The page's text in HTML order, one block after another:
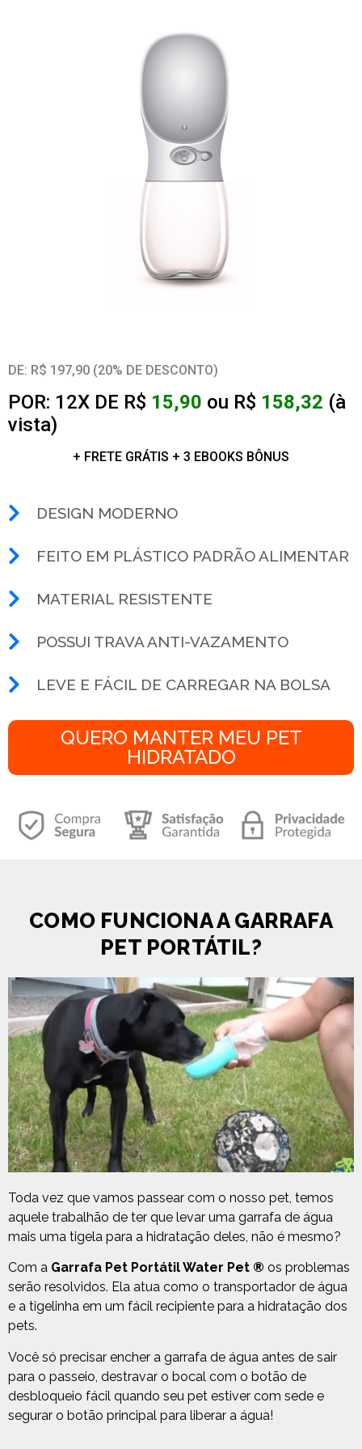
DE: R$ 197,90 (20% DE DESCONTO)
POR: 12X DE R$ 15,90 ou R$ 158,32 (à
vista)
+ FRETE GRÁTIS + 3 EBOOKS BÔNUS
DESIGN MODERNO
FEITO EM PLÁSTICO PADRÃO ALIMENTAR
MATERIAL RESISTENTE
POSSUI TRAVA ANTI-VAZAMENTO
LEVE E FÁCIL DE CARREGAR NA BOLSA
QUERO MANTER MEU PET
HIDRATADO
COMO FUNCIONA A GARRAFA
PET PORTÁTIL?
Toda vez que vamos passear com o nosso pet, temos
aquele trabalhão de ter que levar uma garrafa de água
mais uma tigela para a hidratação deles, não é mesmo?
Com a Garrafa Pet Portátil Water Pet ® os problemas
serão resolvidos. Ela atua como o transportador de água
e a tigelinha em um fácil recipiente para a hidratação dos
pets.
Você só precisar encher a garrafa de água antes de sair
para o passeio, destravar o bocal com o botão de
desbloqueio fácil quando seu pet estiver com sede e
segurar o botão principal para liberar a água!